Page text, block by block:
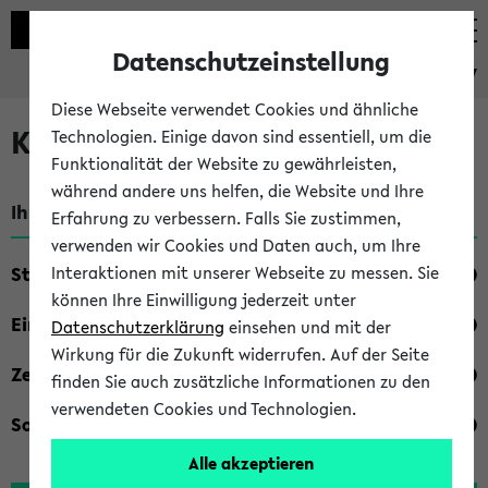
eKVV
Kombisuche im eKVV
Ihre Suchkriterien:
Studienfach
Einrichtung
Zeiten
Sonstiges
Datenschutzeinstellung
Diese Webseite verwendet Cookies und ähnliche
Technologien. Einige davon sind essentiell, um die
Funktionalität der Website zu gewährleisten,
während andere uns helfen, die Website und Ihre
Erfahrung zu verbessern. Falls Sie zustimmen,
verwenden wir Cookies und Daten auch, um Ihre
Interaktionen mit unserer Webseite zu messen. Sie
können Ihre Einwilligung jederzeit unter
Datenschutzerklärung einsehen und mit der
Wirkung für die Zukunft widerrufen. Auf der Seite
finden Sie auch zusätzliche Informationen zu den
verwendeten Cookies und Technologien.
Alle akzeptieren